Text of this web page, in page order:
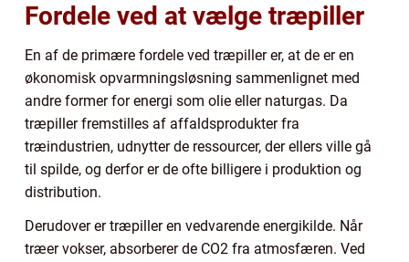
Fordele ved at vælge træpiller
En af de primære fordele ved træpiller er, at de er en
økonomisk opvarmningsløsning sammenlignet med
andre former for energi som olie eller naturgas. Da
træpiller fremstilles af affaldsprodukter fra
træindustrien, udnytter de ressourcer, der ellers ville gå
til spilde, og derfor er de ofte billigere i produktion og
distribution.
Derudover er træpiller en vedvarende energikilde. Når
træer vokser, absorberer de CO2 fra atmosfæren. Ved